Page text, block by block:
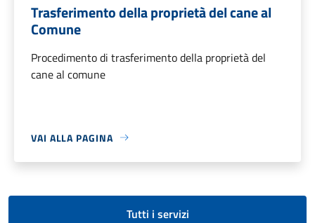
Trasferimento della proprietà del cane al
Comune
Procedimento di trasferimento della proprietà del
cane al comune
VAI ALLA PAGINA
Tutti i servizi